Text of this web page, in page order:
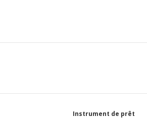
Instrument de prêt